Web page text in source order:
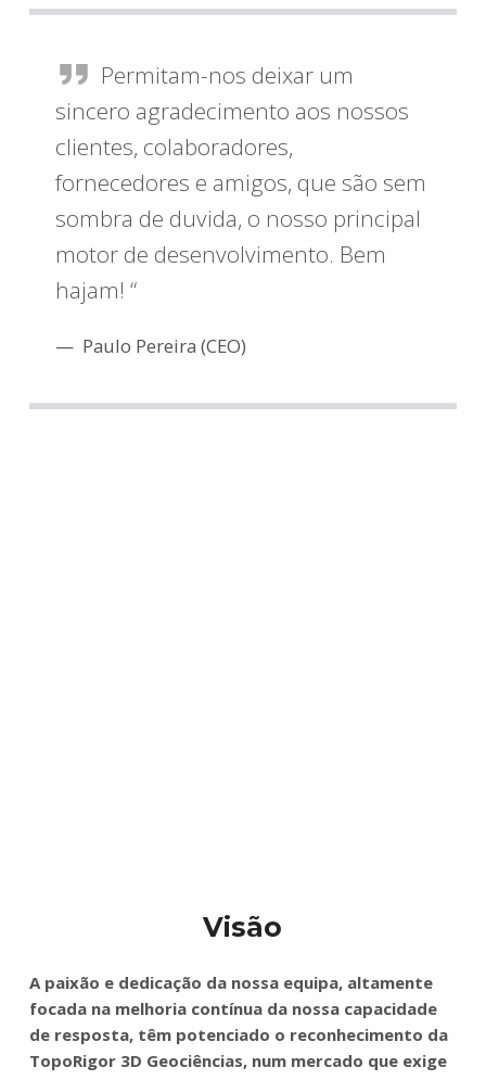
Permitam-nos deixar um
sincero agradecimento aos nossos
clientes, colaboradores,
fornecedores e amigos, que são sem
sombra de duvida, o nosso principal
motor de desenvolvimento. Bem
hajam! “
Paulo Pereira (CEO)
Visão
A paixão e dedicação da nossa equipa, altamente
focada na melhoria contínua da nossa capacidade
de resposta, têm potenciado o reconhecimento da
TopoRigor 3D Geociências, num mercado que exige